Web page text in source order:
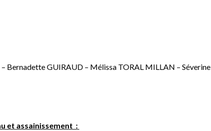
Bernadette GUIRAUD – Mélissa TORAL MILLAN – Séverine
et assainissement :